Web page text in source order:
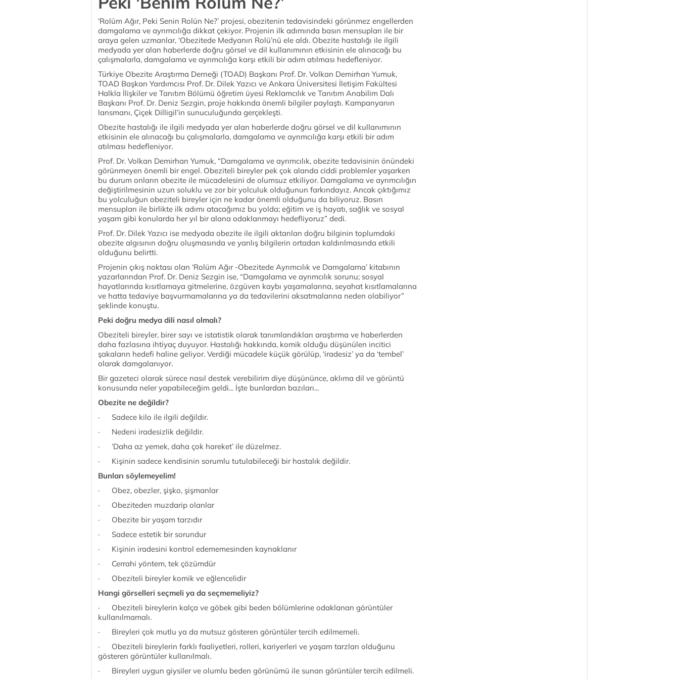
‘Rolüm Ağır, Peki Senin Rolün Ne?’ projesi, obezitenin tedavisindeki görünmez engellerden
damgalama ve ayrımcılığa dikkat çekiyor. Projenin ilk adımında basın mensupları ile bir
araya gelen uzmanlar, ‘Obezitede Medyanın Rolü’nü ele aldı. Obezite hastalığı ile ilgili
medyada yer alan haberlerde doğru görsel ve dil kullanımının etkisinin ele alınacağı bu
çalışmalarla, damgalama ve ayrımcılığa karşı etkili bir adım atılması hedefleniyor.
Türkiye Obezite Araştırma Derneği (TOAD) Başkanı Prof. Dr. Volkan Demirhan Yumuk,
TOAD Başkan Yardımcısı Prof. Dr. Dilek Yazıcı ve Ankara Üniversitesi İletişim Fakültesi
Halkla İlişkiler ve Tanıtım Bölümü öğretim üyesi Reklamcılık ve Tanıtım Anabilim Dalı
Başkanı Prof. Dr. Deniz Sezgin, proje hakkında önemli bilgiler paylaştı. Kampanyanın
lansmanı, Çiçek Dilligil’in sunuculuğunda gerçekleşti.
Obezite hastalığı ile ilgili medyada yer alan haberlerde doğru görsel ve dil kullanımının
etkisinin ele alınacağı bu çalışmalarla, damgalama ve ayrımcılığa karşı etkili bir adım
atılması hedefleniyor.
Prof. Dr. Volkan Demirhan Yumuk, “Damgalama ve ayrımcılık, obezite tedavisinin önündeki
görünmeyen önemli bir engel. Obeziteli bireyler pek çok alanda ciddi problemler yaşarken
bu durum onların obezite ile mücadelesini de olumsuz etkiliyor. Damgalama ve ayrımcılığın
değiştirilmesinin uzun soluklu ve zor bir yolculuk olduğunun farkındayız. Ancak çıktığımız
bu yolculuğun obeziteli bireyler için ne kadar önemli olduğunu da biliyoruz. Basın
mensupları ile birlikte ilk adımı atacağımız bu yolda; eğitim ve iş hayatı, sağlık ve sosyal
yaşam gibi konularda her yıl bir alana odaklanmayı hedefliyoruz” dedi.
Prof. Dr. Dilek Yazıcı ise medyada obezite ile ilgili aktarılan doğru bilginin toplumdaki
obezite algısının doğru oluşmasında ve yanlış bilgilerin ortadan kaldırılmasında etkili
olduğunu belirtti.
Projenin çıkış noktası olan ‘Rolüm Ağır -Obezitede Ayrımcılık ve Damgalama’ kitabının
yazarlarından Prof. Dr. Deniz Sezgin ise, “Damgalama ve ayrımcılık sorunu; sosyal
hayatlarında kısıtlamaya gitmelerine, özgüven kaybı yaşamalarına, seyahat kısıtlamalarına
ve hatta tedaviye başvurmamalarına ya da tedavilerini aksatmalarına neden olabiliyor”
şeklinde konuştu.
Peki doğru medya dili nasıl olmalı?
Obeziteli bireyler, birer sayı ve istatistik olarak tanımlandıkları araştırma ve haberlerden
daha fazlasına ihtiyaç duyuyor. Hastalığı hakkında, komik olduğu düşünülen incitici
şakaların hedefi haline geliyor. Verdiği mücadele küçük görülüp, ‘iradesiz’ ya da ‘tembel’
olarak damgalanıyor.
Bir gazeteci olarak sürece nasıl destek verebilirim diye düşününce, aklıma dil ve görüntü
konusunda neler yapabileceğim geldi... İşte bunlardan bazıları...
Obezite ne değildir?
· Sadece kilo ile ilgili değildir.
· Nedeni iradesizlik değildir.
· ‘Daha az yemek, daha çok hareket’ ile düzelmez.
· Kişinin sadece kendisinin sorumlu tutulabileceği bir hastalık değildir.
Bunları söylemeyelim!
· Obez, obezler, şişko, şişmanlar
· Obeziteden muzdarip olanlar
· Obezite bir yaşam tarzıdır
· Sadece estetik bir sorundur
· Kişinin iradesini kontrol edememesinden kaynaklanır
· Cerrahi yöntem, tek çözümdür
· Obeziteli bireyler komik ve eğlencelidir
Hangi görselleri seçmeli ya da seçmemeliyiz?
· Obeziteli bireylerin kalça ve göbek gibi beden bölümlerine odaklanan görüntüler
kullanılmamalı.
· Bireyleri çok mutlu ya da mutsuz gösteren görüntüler tercih edilmemeli.
· Obeziteli bireylerin farklı faaliyetleri, rolleri, kariyerleri ve yaşam tarzları olduğunu
gösteren görüntüler kullanılmalı.
· Bireyleri uygun giysiler ve olumlu beden görünümü ile sunan görüntüler tercih edilmeli.